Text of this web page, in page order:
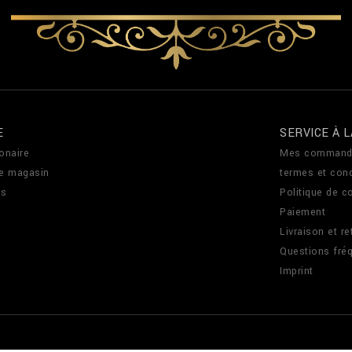
magasin
SERVICE À
Mes
termes et
Politique de
Paiement
Livraison et
Questions
Imprint